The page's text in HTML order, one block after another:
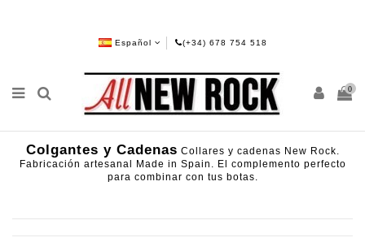
Español (+34) 678 754 518
0
Colgantes y Cadenas Collares y cadenas New Rock.
Fabricación artesanal Made in Spain. El complemento perfecto
para combinar con tus botas.